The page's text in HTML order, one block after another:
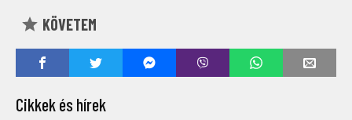
KÖVETEM
Cikkek és hírek